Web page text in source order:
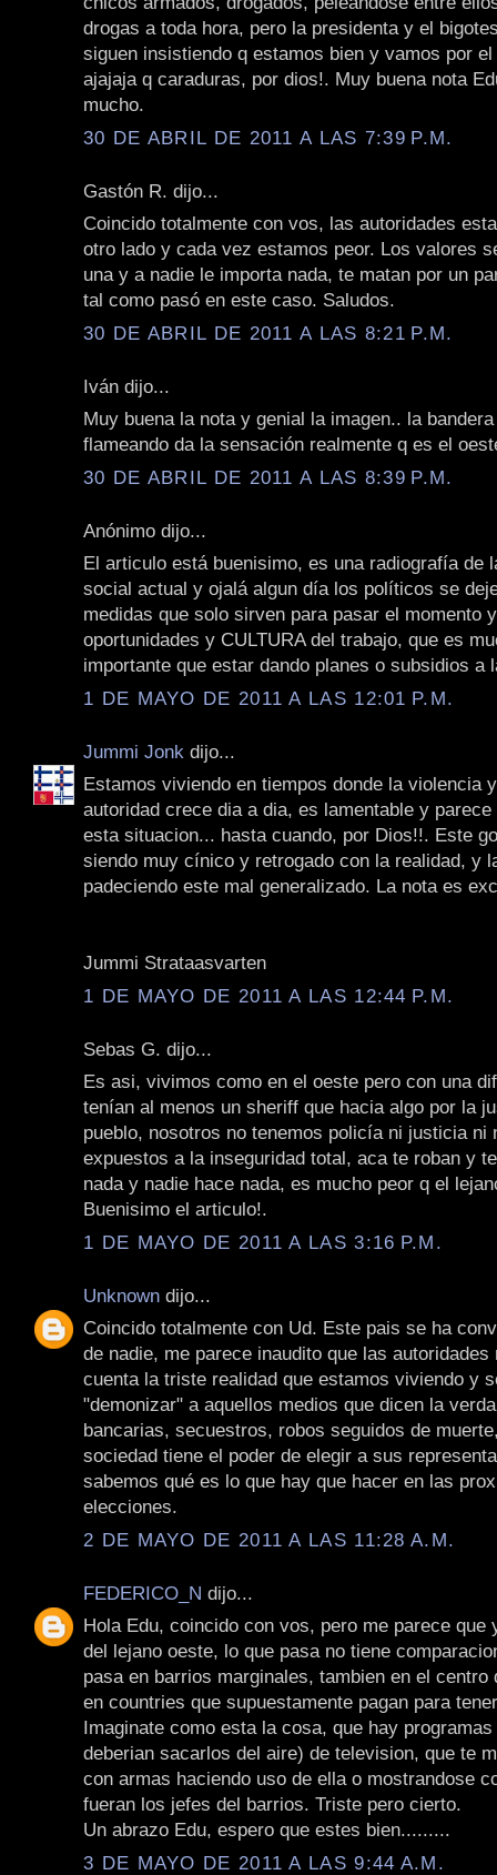
drogas a toda hora, pero la presidenta y el
siguen insistiendo q estamos bien y vamos por
ajajaja q caraduras, por dios!. Muy buena nota
mucho.
30 DE ABRIL DE 2011 A LAS 7:39 P.M.
Gastón R. dijo...
Coincido totalmente con vos, las autoridades
otro lado y cada vez estamos peor. Los valores
una y a nadie le importa nada, te matan por un
tal como pasó en este caso. Saludos.
30 DE ABRIL DE 2011 A LAS 8:21 P.M.
Iván dijo...
Muy buena la nota y genial la imagen.. la
flameando da la sensación realmente q es el
30 DE ABRIL DE 2011 A LAS 8:39 P.M.
Anónimo dijo...
El articulo está buenisimo, es una radiografía de
social actual y ojalá algun día los políticos se
medidas que solo sirven para pasar el momento
oportunidades y CULTURA del trabajo, que es
importante que estar dando planes o subsidios a
1 DE MAYO DE 2011 A LAS 12:01 P.M.
Jummi Jonk dijo...
Estamos viviendo en tiempos donde la violencia
autoridad crece dia a dia, es lamentable y
esta situacion... hasta cuando, por Dios!!. Este
siendo muy cínico y retrogado con la realidad, y
padeciendo este mal generalizado. La nota es
Jummi Strataasvarten
1 DE MAYO DE 2011 A LAS 12:44 P.M.
Sebas G. dijo...
Es asi, vivimos como en el oeste pero con una
tenían al menos un sheriff que hacia algo por la
pueblo, nosotros no tenemos policía ni justicia ni
expuestos a la inseguridad total, aca te roban y
nada y nadie hace nada, es mucho peor q el
Buenisimo el articulo!.
1 DE MAYO DE 2011 A LAS 3:16 P.M.
Unknown dijo...
Coincido totalmente con Ud. Este pais se ha
de nadie, me parece inaudito que las autoridades
cuenta la triste realidad que estamos viviendo y
"demonizar" a aquellos medios que dicen la
bancarias, secuestros, robos seguidos de
sociedad tiene el poder de elegir a sus
sabemos qué es lo que hay que hacer en las
elecciones.
2 DE MAYO DE 2011 A LAS 11:28 A.M.
FEDERICO_N dijo...
Hola Edu, coincido con vos, pero me parece que
del lejano oeste, lo que pasa no tiene
pasa en barrios marginales, tambien en el centro
en countries que supuestamente pagan para
Imaginate como esta la cosa, que hay
deberian sacarlos del aire) de television, que te
con armas haciendo uso de ella o mostrandose
fueran los jefes del barrios. Triste pero cierto.
Un abrazo Edu, espero que estes bien.........
3 DE MAYO DE 2011 A LAS 9:44 A.M.